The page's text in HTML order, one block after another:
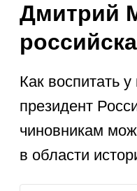
Дмитрий
Как воспитать
президент
чиновникам
в области